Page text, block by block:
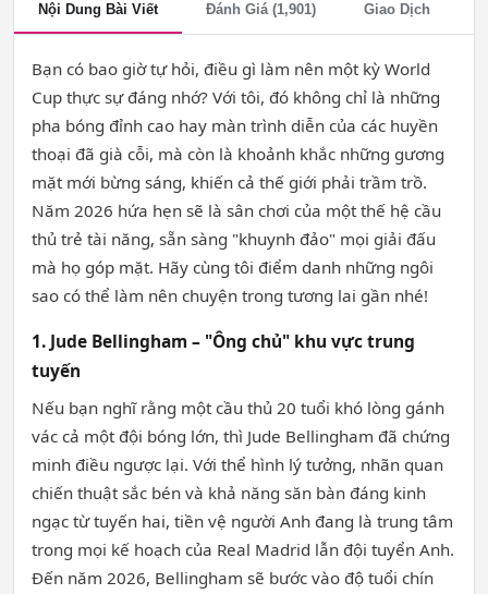
Nội Dung Bài Viết Đánh Giá (1,901) Giao Dịch
Bạn có bao giờ tự hỏi, điều gì làm nên một kỳ World
Cup thực sự đáng nhớ? Với tôi, đó không chỉ là những
pha bóng đỉnh cao hay màn trình diễn của các huyền
thoại đã già cỗi, mà còn là khoảnh khắc những gương
mặt mới bừng sáng, khiến cả thế giới phải trầm trồ.
Năm 2026 hứa hẹn sẽ là sân chơi của một thế hệ cầu
thủ trẻ tài năng, sẵn sàng "khuynh đảo" mọi giải đấu
mà họ góp mặt. Hãy cùng tôi điểm danh những ngôi
sao có thể làm nên chuyện trong tương lai gần nhé!
1. Jude Bellingham – "Ông chủ" khu vực trung
tuyến
Nếu bạn nghĩ rằng một cầu thủ 20 tuổi khó lòng gánh
vác cả một đội bóng lớn, thì Jude Bellingham đã chứng
minh điều ngược lại. Với thể hình lý tưởng, nhãn quan
chiến thuật sắc bén và khả năng săn bàn đáng kinh
ngạc từ tuyến hai, tiền vệ người Anh đang là trung tâm
trong mọi kế hoạch của Real Madrid lẫn đội tuyển Anh.
Đến năm 2026, Bellingham sẽ bước vào độ tuổi chín